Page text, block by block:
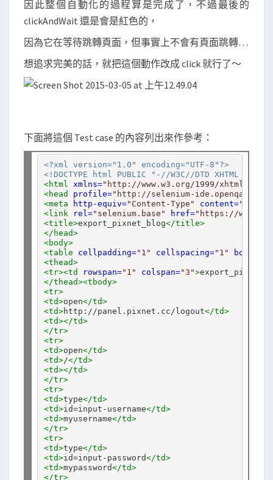
因此整個自動化的過程算是完成了，不過最後的
clickAndWait 還是會是紅色的，
因為它在等待跳轉頁面，但事實上不會有頁面跳轉…
想追求完美的話，就把這個動作改成 click 就行了～
下面將這個 Test case 的內容列出來作參考：
<?xml version="1.0" encoding="UTF-8"?>
<!DOCTYPE html PUBLIC "-//W3C//DTD XHTML
<html xmlns="http://www.w3.org/1999/xhtml"
<head
profile="http://selenium-
<meta
http-equiv="Content-Type" content="text/
<link
rel="selenium.base" href="https://
<title>export_pixnet_blog</title>
</head>
<body>
<table
cellpadding="1" cellspacing="1" border=
<thead>
<tr><td
rowspan="1" colspan="3">
</thead><tbody>
<tr>
<td>open</td>
<td>http://panel.pixnet.cc/logout</td>
<td></td>
</tr>
<tr>
<td>open</td>
<td>/</td>
<td></td>
</tr>
<tr>
<td>type</td>
<td>id=input-username</td>
<td>myusername</td>
</tr>
<tr>
<td>type</td>
<td>id=input-password</td>
<td>mypassword</td>
</tr>